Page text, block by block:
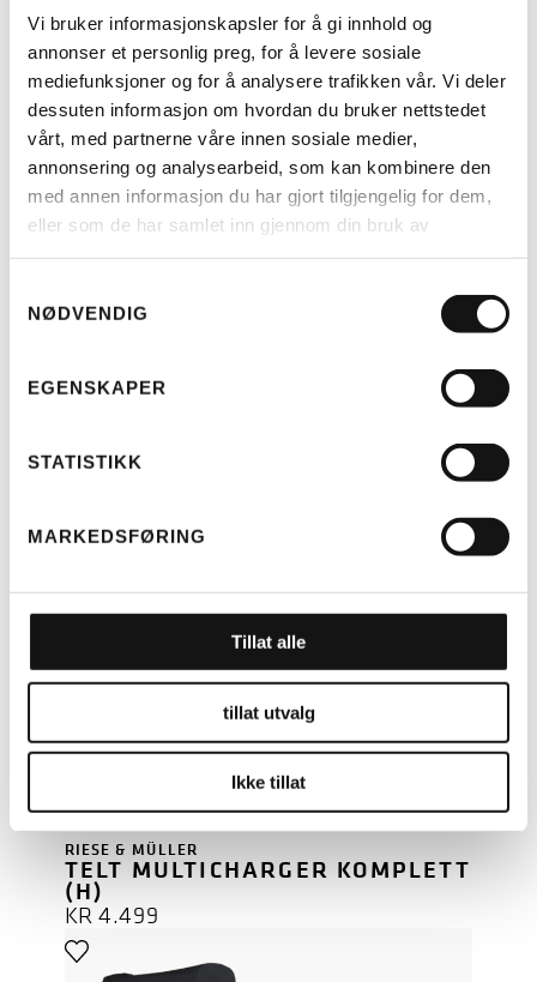
Vi bruker informasjonskapsler for å gi innhold og
annonser et personlig preg, for å levere sosiale
mediefunksjoner og for å analysere trafikken vår. Vi deler
dessuten informasjon om hvordan du bruker nettstedet
vårt, med partnerne våre innen sosiale medier,
annonsering og analysearbeid, som kan kombinere den
med annen informasjon du har gjort tilgjengelig for dem,
eller som de har samlet inn gjennom din bruk av
NØDVENDIG
EGENSKAPER
STATISTIKK
MARKEDSFØRING
Tillat alle
tillat utvalg
Ikke tillat
BESKYTTER MOT UVÆR OG
TYVERI
RM MULTITINKER VESKER 2 X
LES MER
RIESE & MÜLLER
TELT MULTICHARGER KOMPLETT
(H)
KR4.499